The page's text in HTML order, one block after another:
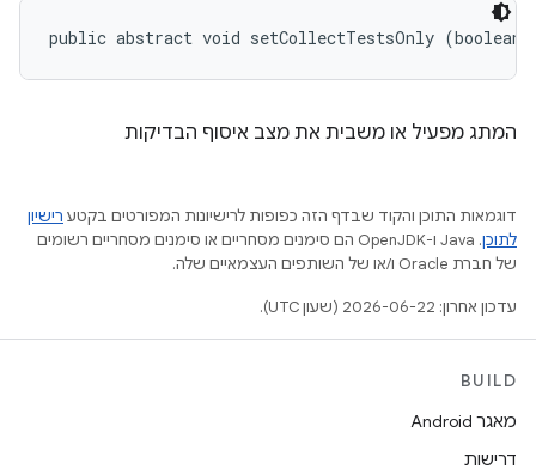
public abstract void setCollectTestsOnly (boolean
המתג מפעיל או משבית את מצב איסוף הבדיקות
דוגמאות התוכן והקוד שבדף הזה כפופות לרישיונות המפורטים בקטע רישיון
לתוכן
.‏ Java ו-OpenJDK הם סימנים מסחריים או סימנים מסחריים רשומים
של חברת Oracle ו/או של השותפים העצמאיים שלה.
עדכון אחרון: 2026-06-22 (שעון UTC).
BUILD
מאגר Android
דרישות